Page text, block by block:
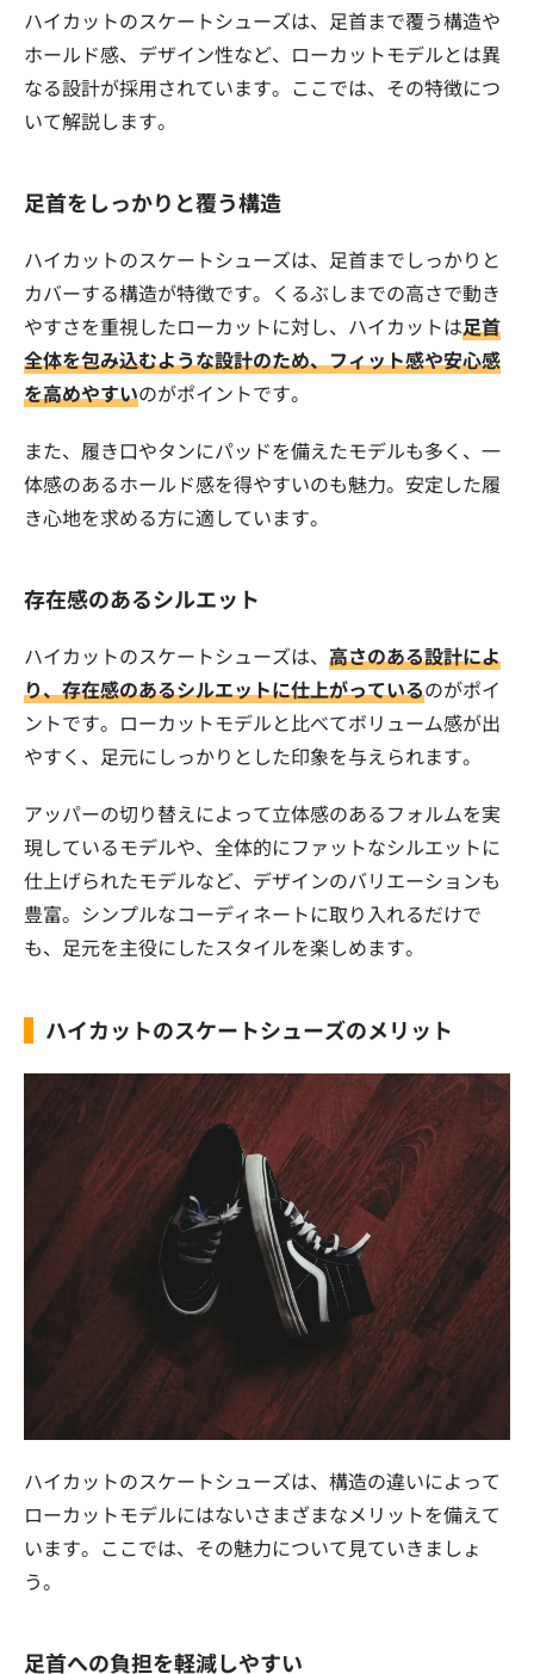
ハイカットのスケートシューズは、足首まで覆う構造や
ホールド感、デザイン性など、ローカットモデルとは異
なる設計が採用されています。ここでは、その特徴につ
いて解説します。
足首をしっかりと覆う構造
ハイカットのスケートシューズは、足首までしっかりと
カバーする構造が特徴です。くるぶしまでの高さで動き
やすさを重視したローカットに対し、ハイカットは足首
全体を包み込むような設計のため、フィット感や安心感
を高めやすいのがポイントです。
また、履き口やタンにパッドを備えたモデルも多く、一
体感のあるホールド感を得やすいのも魅力。安定した履
き心地を求める方に適しています。
存在感のあるシルエット
ハイカットのスケートシューズは、 高さのある設計によ
り、存在感のあるシルエットに仕上がっているのがポイ
ントです。ローカットモデルと比べてボリューム感が出
やすく、足元にしっかりとした印象を与えられます。
アッパーの切り替えによって立体感のあるフォルムを実
現しているモデルや、全体的にファットなシルエットに
仕上げられたモデルなど、デザインのバリエーションも
豊富。シンプルなコーディネートに取り入れるだけで
も、足元を主役にしたスタイルを楽しめます。
ハイカットのスケートシューズのメリット
ハイカットのスケートシューズは、構造の違いによって
ローカットモデルにはないさまざまなメリットを備えて
います。ここでは、その魅力について見ていきましょ
う。
足首への負担を軽減しやすい